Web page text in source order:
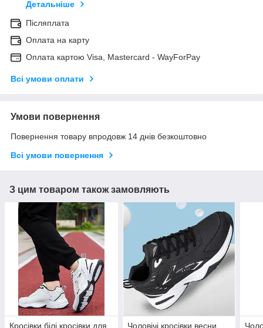
Детальніше
Післяплата
Оплата на карту
Оплата картою Visa, Mastercard - WayForPay
Всі умови оплати
Умови повернення
Повернення товару впродовж 14 днів безкоштовно
Всі умови повернення
З цим товаром також замовляють
Кросівки білі кросівки для
Чоловічі кросівки весни